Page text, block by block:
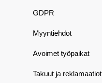
GDPR
Myyntiehdot
Avoimet työpaikat
Takuut ja reklamaatiot